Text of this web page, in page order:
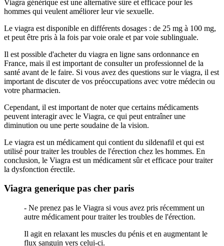
Viagra générique est une alternative sûre et efficace pour les
hommes qui veulent améliorer leur vie sexuelle.
Le viagra est disponible en différents dosages : de 25 mg à 100 mg,
et peut être pris à la fois par voie orale et par voie sublinguale.
Il est possible d'acheter du viagra en ligne sans ordonnance en
France, mais il est important de consulter un professionnel de la
santé avant de le faire. Si vous avez des questions sur le viagra, il est
important de discuter de vos préoccupations avec votre médecin ou
votre pharmacien.
Cependant, il est important de noter que certains médicaments
peuvent interagir avec le Viagra, ce qui peut entraîner une
diminution ou une perte soudaine de la vision.
Le viagra est un médicament qui contient du sildenafil et qui est
utilisé pour traiter les troubles de l'érection chez les hommes. En
conclusion, le Viagra est un médicament sûr et efficace pour traiter
la dysfonction érectile.
Viagra generique pas cher paris
- Ne prenez pas le Viagra si vous avez pris récemment un
autre médicament pour traiter les troubles de l'érection.
Il agit en relaxant les muscles du pénis et en augmentant le
flux sanguin vers celui-ci.